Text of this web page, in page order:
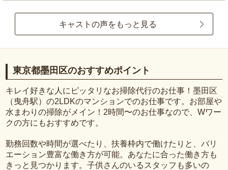
キャストの声をもっと見る
東京都墨田区のおすすめポイント
キレイ好きな人にピッタリなお掃除代行のお仕事！墨田区
（曳舟駅）の2LDKのマンションでのお仕事です。お部屋や
水まわりの掃除がメイン！2時間〜のお仕事なので、Wワー
クの方にもおすすめです。
勤務回数や時間が選べたり、扶養枠内で働けたりと、バリ
エーション豊富な働き方が可能。あなたに合った働き方も
きっと見つかります。子供さんのいるスタッフも多いの